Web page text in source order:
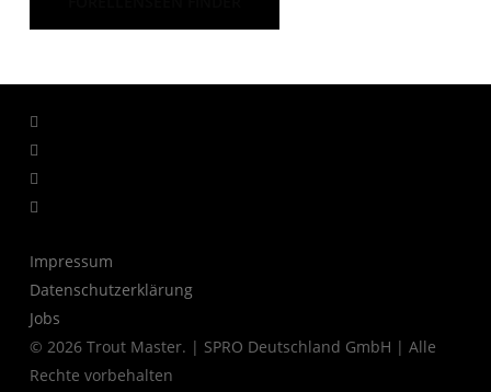
facebook
linkedin
youtube
instagram
Impressum
Datenschutzerklärung
Jobs
© 2026 Trout Master. | SPRO Deutschland GmbH | Alle
Rechte vorbehalten